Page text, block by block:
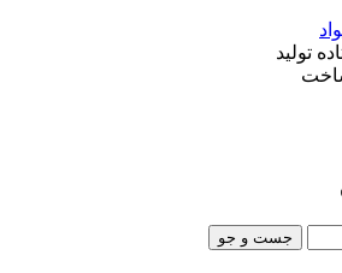
تولید
جست و جو